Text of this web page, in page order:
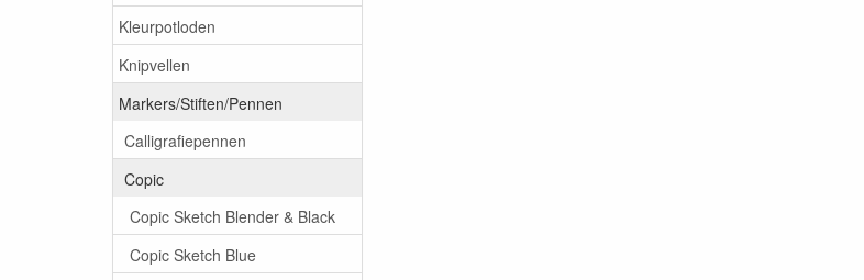
Kleurpotloden
Knipvellen
Markers/Stiften/Pennen
Calligrafiepennen
Copic
Copic Sketch Blender & Black
Copic Sketch Blue